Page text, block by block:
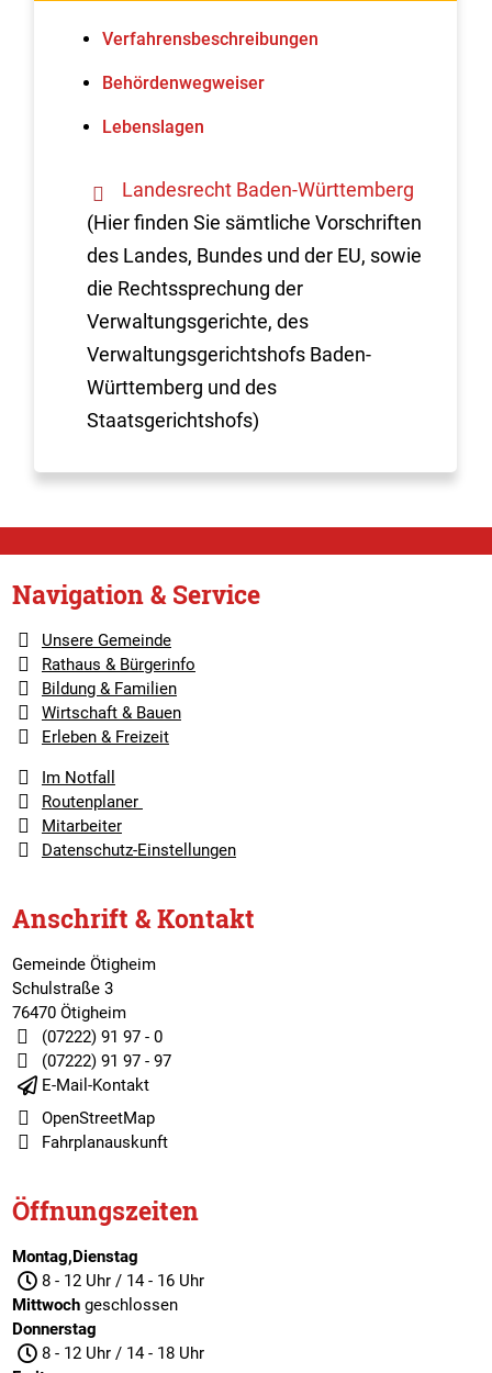
Verfahrens­beschreibungen
Behördenwegweiser
Lebenslagen
Landesrecht Baden-Württemberg
(Hier finden Sie sämtliche Vorschriften
des Landes, Bundes und der EU, sowie
die Rechtssprechung der
Verwaltungsgerichte, des
Verwaltungsgerichtshofs Baden-
Württemberg und des
Staatsgerichtshofs)
Navigation & Service
Unsere Gemeinde
Rathaus & Bürgerinfo
Bildung & Familien
Wirtschaft & Bauen
Erleben & Freizeit
Im Notfall
Routenplaner
Mitarbeiter
Datenschutz-Einstellungen
Anschrift & Kontakt
Gemeinde Ötigheim
Schulstraße 3
76470 Ötigheim
(07222) 91 97 - 0
(07222) 91 97 - 97
E-Mail-Kontakt
OpenStreetMap
Fahrplanauskunft
Öffnungszeiten
Montag,Dienstag
8 - 12 Uhr / 14 - 16 Uhr
Mittwochgeschlossen
Donnerstag
8 - 12 Uhr / 14 - 18 Uhr